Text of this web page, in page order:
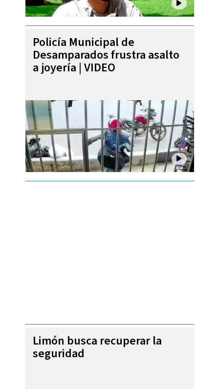
Policía Municipal de
Desamparados frustra asalto
a joyería | VIDEO
Limón busca recuperar la
seguridad